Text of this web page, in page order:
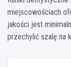
miejscowościach
jakości jest
przechylić szalę na